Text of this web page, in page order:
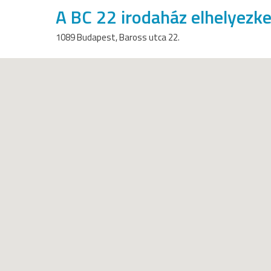
A BC 22 irodaház
1089 Budapest, Baross utca 22.